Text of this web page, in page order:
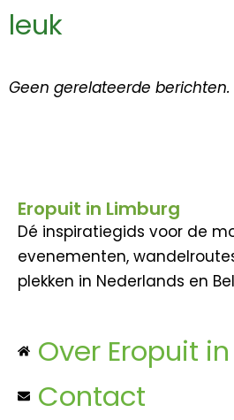
leuk
Geen gerelateerde berichten.
Eropuit in Limburg
Dé inspiratiegids voor de
evenementen,
plekken in Nederlands en
Over Eropuit
Contact